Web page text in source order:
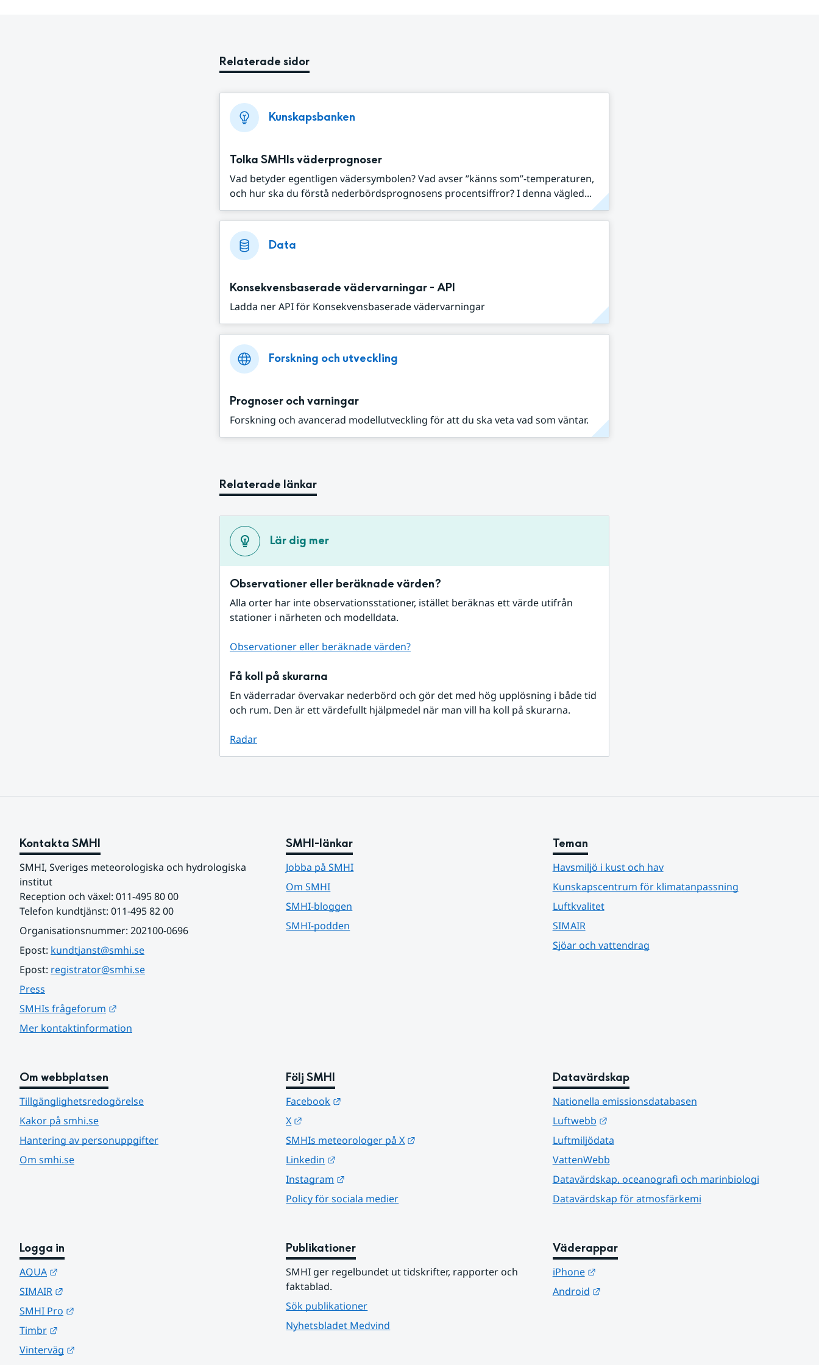
Relaterade sidor
Kunskapsbanken
Tolka SMHIs väderprognoser
Vad betyder egentligen vädersymbolen? Vad avser ”känns som”-temperaturen,
och hur ska du förstå nederbördsprognosens procentsiffror? I denna vägled...
Data
Konsekvensbaserade vädervarningar - API
Ladda ner API för Konsekvensbaserade vädervarningar
Forskning och utveckling
Prognoser och varningar
Forskning och avancerad modellutveckling för att du ska veta vad som väntar.
Relaterade länkar
Lär dig mer
Observationer eller beräknade värden?
Alla orter har inte observationsstationer, istället beräknas ett värde utifrån
stationer i närheten och modelldata.
Observationer eller beräknade värden?
Få koll på skurarna
En väderradar övervakar nederbörd och gör det med hög upplösning i både tid
och rum. Den är ett värdefullt hjälpmedel när man vill ha koll på skurarna.
Radar
Kontakta SMHI
SMHI, Sveriges meteorologiska och hydrologiska
institut
Reception och växel: 011-495 80 00
Telefon kundtjänst: 011-495 82 00
Organisationsnummer: 202100-0696
Epost: kundtjanst@smhi.se
Epost: registrator@smhi.se
Press
SMHIs frågeforum
Mer kontaktinformation
SMHI-länkar
Jobba på SMHI
Om SMHI
SMHI-bloggen
SMHI-podden
Teman
Havsmiljö i kust och hav
Kunskapscentrum för klimatanpassning
Luftkvalitet
SIMAIR
Sjöar och vattendrag
Om webbplatsen
Tillgänglighetsredogörelse
Kakor på smhi.se
Hantering av personuppgifter
Om smhi.se
Följ SMHI
Facebook
X
SMHIs meteorologer på X
Linkedin
Instagram
Policy för sociala medier
Datavärdskap
Nationella emissionsdatabasen
Luftwebb
Länk till annan webbplats.
Luftmiljödata
VattenWebb
Datavärdskap, oceanografi och marinbiologi
Datavärdskap för atmosfärkemi
Logga in
AQUA
SIMAIR
SMHI Pro
Timbr
Vinterväg
Publikationer
SMHI ger regelbundet ut tidskrifter, rapporter och
faktablad.
Sök publikationer
Nyhetsbladet Medvind
Väderappar
iPhone
Länk till annan webbplats.
Android
Länk till annan webbplats.